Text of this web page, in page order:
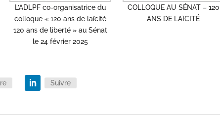
L’ADLPF co-organisatrice du
colloque « 120 ans de laïcité
120 ans de liberté » au Sénat
le 24 février 2025
COLLOQUE AU SÉNAT – 120
ANS DE LAÏCITÉ
Suivre